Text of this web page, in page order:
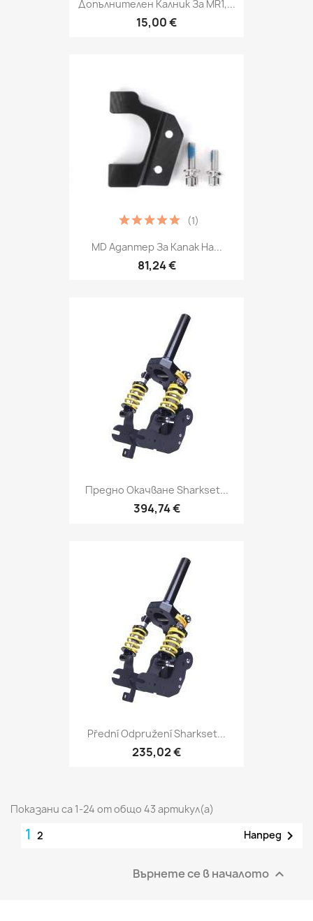
Допълнителен Калник За MR1,...
15,00 €
MD Адаптер За Капак На...
81,24 €
(1)
Предно Окачване Sharkset...
394,74 €
Přední Odpružení Sharkset...
235,02 €
Показани са 1-24 от общо 43 артикул(а)
1 2 Напред 
Върнете се в началото 